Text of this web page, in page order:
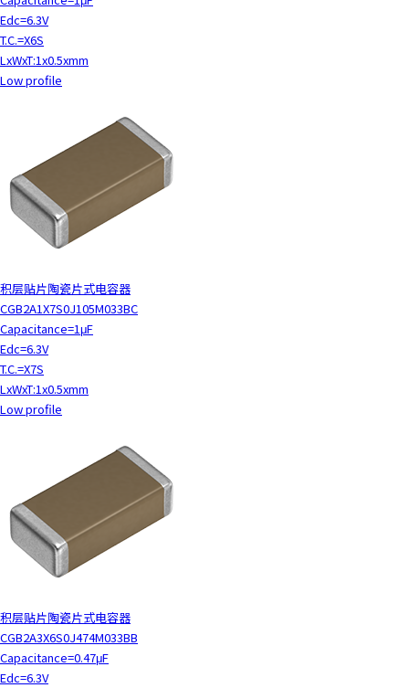
Edc=6.3V
T.C.=X6S
LxWxT:1x0.5xmm
Low profile
积层贴片陶瓷片式电容器
CGB2A1X7S0J105M033BC
Capacitance=1μF
Edc=6.3V
T.C.=X7S
LxWxT:1x0.5xmm
Low profile
积层贴片陶瓷片式电容器
CGB2A3X6S0J474M033BB
Capacitance=0.47μF
Edc=6.3V